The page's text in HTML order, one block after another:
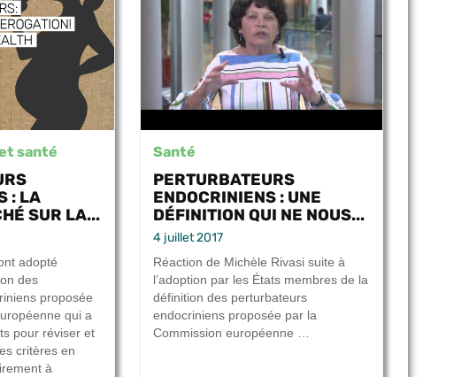
santé
: LA
SUR LA...
adopté
des
proposée
qui a
pour réviser et
critères en
à
Santé
PERTURBATEURS
ENDOCRINIENS : UNE
DÉFINITION QUI NE NOUS...
4 juillet 2017
Réaction de Michèle Rivasi suite à
l’adoption par les États membres de la
définition des perturbateurs
endocriniens proposée par la
Commission européenne …